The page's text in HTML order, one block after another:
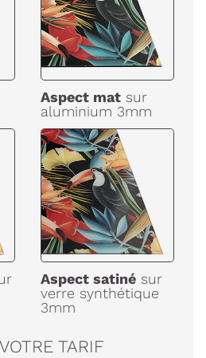
Aspect mat sur
aluminium 3mm
Aspect satiné sur
verre synthétique
3mm
TARIF